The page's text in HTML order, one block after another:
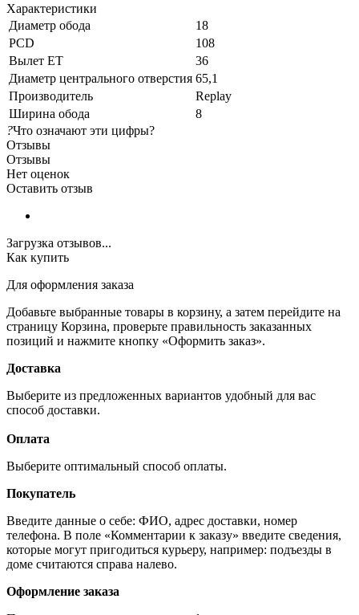
Характеристики
Диаметр обода
18
PCD
108
Вылет ET
36
Диаметр центрального отверстия 65,1
Производитель
Replay
Ширина обода
8
?Что означают эти цифры?
Отзывы
Отзывы
Нет оценок
Оставить отзыв
Загрузка отзывов...
Как купить
Для оформления заказа
Добавьте выбранные товары в корзину, а затем перейдите на
страницу Корзина, проверьте правильность заказанных
позиций и нажмите кнопку «Оформить заказ».
Доставка
Выберите из предложенных вариантов удобный для вас
способ доставки.
Оплата
Выберите оптимальный способ оплаты.
Покупатель
Введите данные о себе: ФИО, адрес доставки, номер
телефона. В поле «Комментарии к заказу» введите сведения,
которые могут пригодиться курьеру, например: подъезды в
доме считаются справа налево.
Оформление заказа